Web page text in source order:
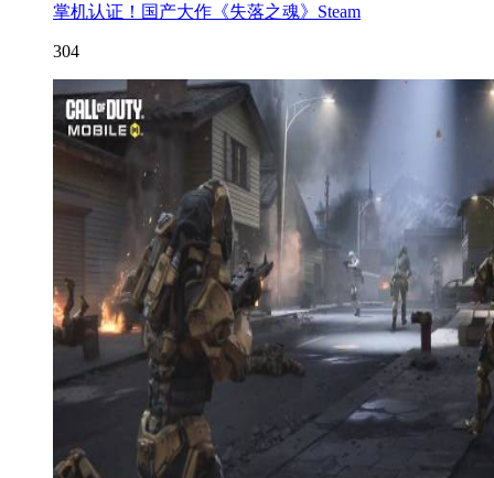
掌机认证！国产大作《失落之魂》Steam
304